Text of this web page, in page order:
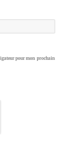
pour mon prochain